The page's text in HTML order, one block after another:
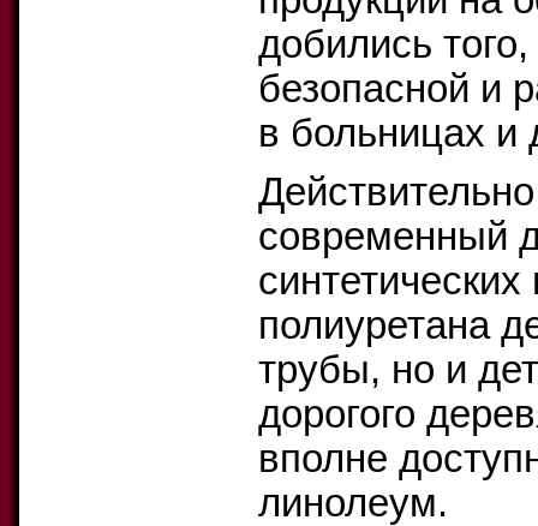
добились
безопасной и
в больницах и
современный
полиуретана
трубы, но и
дорогого
вполне
линолеум.